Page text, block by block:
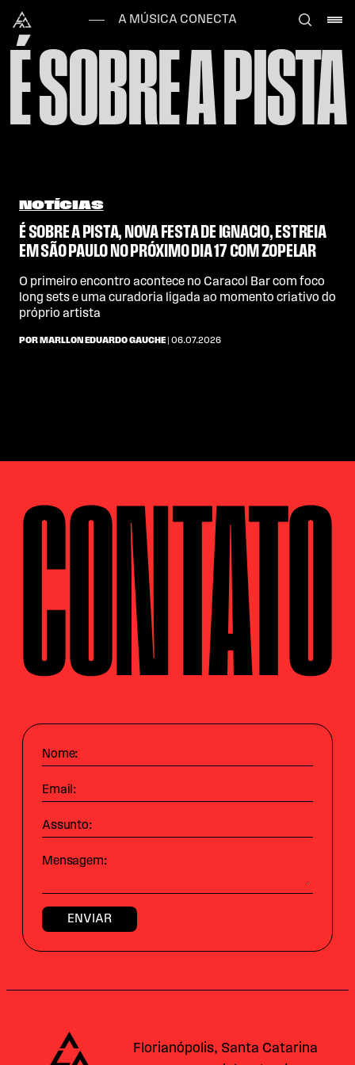
Alataj
A MÚSICA CONECTA
É SOBRE A PISTA
NOTÍCIAS
É SOBRE A PISTA, NOVA FESTA DE IGNACIO, ESTREIA
EM SÃO PAULO NO PRÓXIMO DIA 17 COM ZOPELAR
O primeiro encontro acontece no Caracol Bar com foco
long sets e uma curadoria ligada ao momento criativo do
próprio artista
POR MARLLON EDUARDO GAUCHE | 06.07.2026
CONTATO
Nome:
Email:
Assunto:
Mensagem:
Alataj
Florianópolis, Santa Catarina